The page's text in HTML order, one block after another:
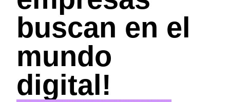
buscan en el
mundo
digital!